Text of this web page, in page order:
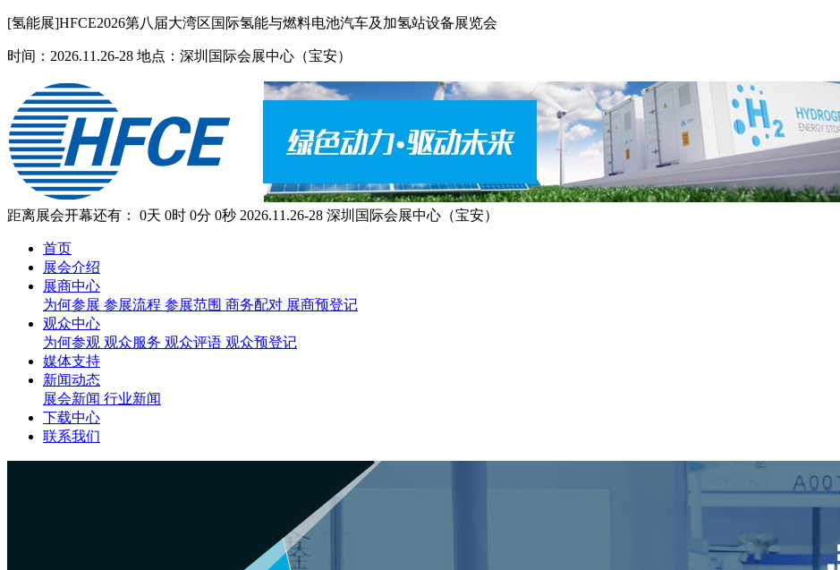
[氢能展]HFCE2026第八届大湾区国际氢能与燃料电池汽车及加氢站设备展览会
时间：2026.11.26-28 地点：深圳国际会展中心（宝安）
距离展会开幕还有： 0天 0时 0分 0秒 2026.11.26-28 深圳国际会展中心（宝安）
首页
展会介绍
展商中心
为何参展 参展流程 参展范围 商务配对 展商预登记
观众中心
为何参观 观众服务 观众评语 观众预登记
媒体支持
新闻动态
展会新闻 行业新闻
下载中心
联系我们